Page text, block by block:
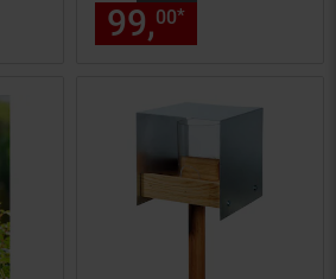
€ Sternchen
99,00*